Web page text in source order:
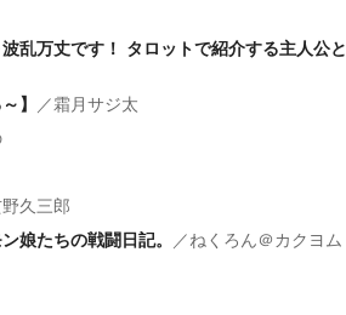
乱万丈です！ タロットで紹介する主人公と
】 ／霜月サジ太
久三郎
娘たちの戦闘日記。 ／ねくろん＠カクヨム